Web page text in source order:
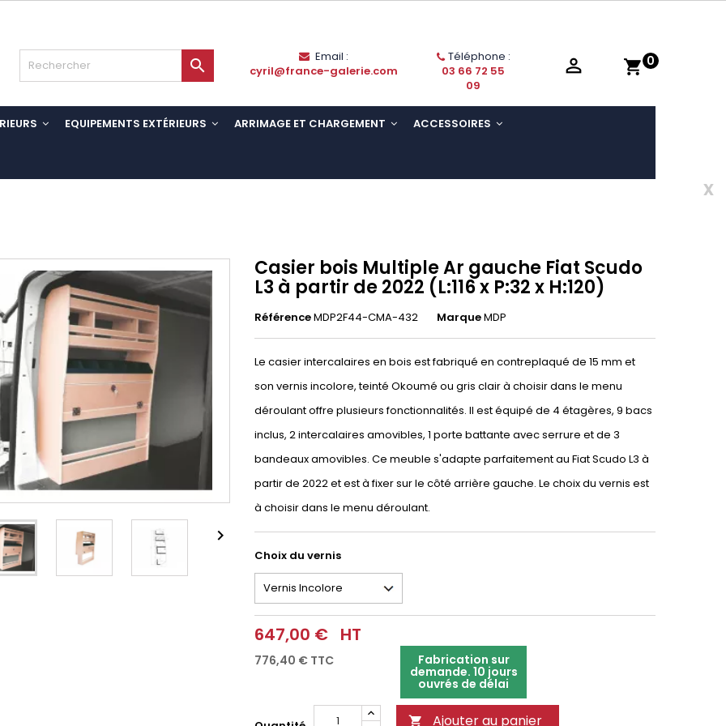
shopping_cart 0

Email :
cyril@france-galerie.com
Téléphone :
03 66 72 55
09

EQUIPEMENTS EXTÉRIEURS ARRIMAGE ET CHARGEMENT ACCESSOIRES
x

Casier bois Multiple Ar gauche Fiat Scudo
L3 à partir de 2022 (L:116 x P:32 x H:120)
RéférenceMDP2F44-CMA-432 MarqueMDP
Le casier intercalaires en bois est fabriqué en contreplaqué de 15 mm et
son vernis incolore, teinté Okoumé ou gris clair à choisir dans le menu
déroulant offre plusieurs fonctionnalités. Il est équipé de 4 étagères, 9 bacs
inclus, 2 intercalaires amovibles, 1 porte battante avec serrure et de 3
bandeaux amovibles. Ce meuble s'adapte parfaitement au Fiat Scudo L3 à
partir de 2022 et est à fixer sur le côté arrière gauche. Le choix du vernis est
à choisir dans le menu déroulant.
Choix du vernis
647,00 € HT
776,40 € TTC Fabrication sur
demande. 10 jours
ouvrés de délai
 Ajouter au panier